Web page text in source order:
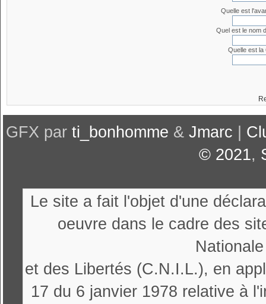
Quelle est
Quel est le nom
Quelle est la
GFX par ti_bonhomme & Jmarc
© 2021,
Le site a fait l'objet d'une
oeuvre dans le cadre des
et des Libertés (C.N.I.L.), en
17 du 6 janvier 1978 relative à